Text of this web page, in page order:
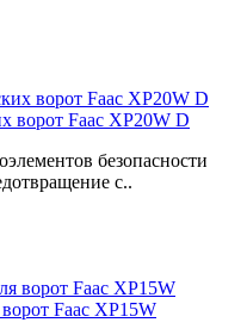
ворот Faac XP20W D
безопасности
с..
Faac XP15W